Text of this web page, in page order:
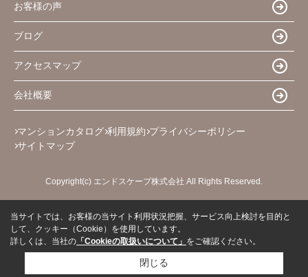
お客様の声
ブログ
アクセスマップ
会社概要
マンションカタログ 利用規約 プライバシーポリシー
サイトマップ
Copyright(c) エンドスケープ株式会社 All Rights Reserved.
当サイトでは、お客様の当サイト利用状況把握、サービス向上検討を目的と
して、クッキー（Cookie）を使用しています。
詳しくは、当社の 「Cookieの取扱いについて」 をご確認ください。
閉じる